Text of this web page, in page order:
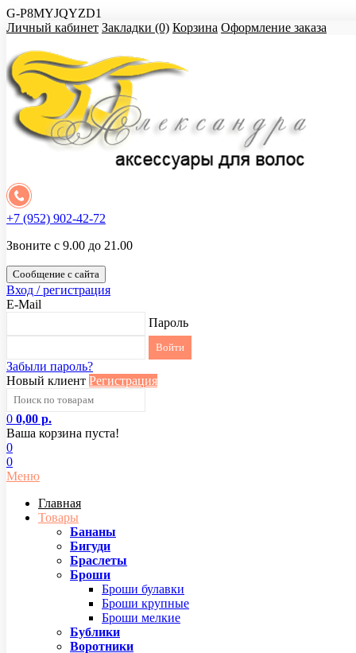
G-P8MYJQYZD1
Личный кабинет Закладки (0) Корзина Оформление заказа
+7 (952) 902-42-72
Звоните с 9.00 до 21.00
Сообщение с сайта
Вход / регистрация
E-Mail
Пароль
Забыли пароль?
Новый клиент Регистрация
0 0,00 р.
Ваша корзина пуста!
0
0
Меню
Главная
Товары
Бананы
Бигуди
Браслеты
Броши
Броши булавки
Броши крупные
Броши мелкие
Бублики
Воротники